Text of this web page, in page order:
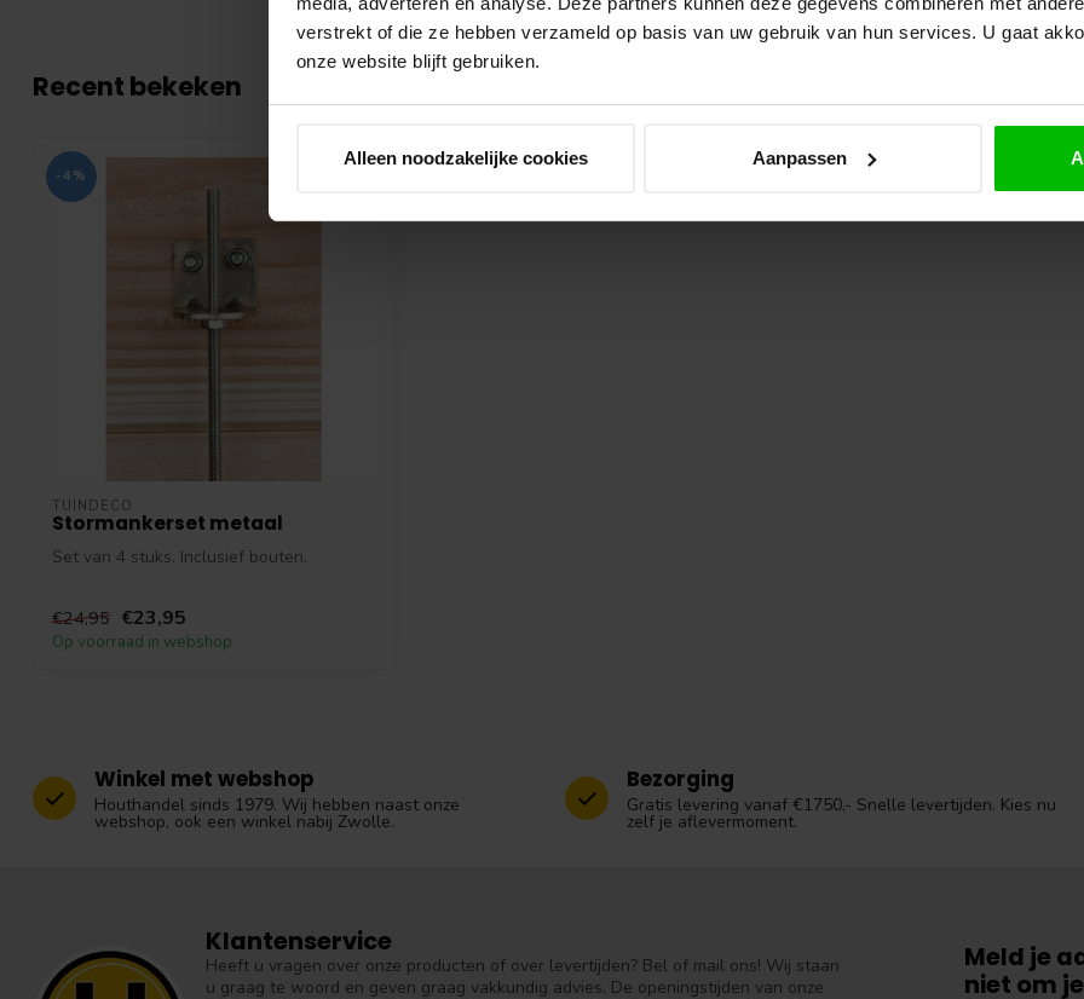
verstrekt of die ze hebben verzameld op basis van uw gebruik van hun services. U gaat
onze website blijft gebruiken.
Alleen noodzakelijke cookies Aanpassen
Recent bekeken
-4%
TUINDECO
Stormankerset metaal
Set van 4 stuks. Inclusief bouten.
€24,95 €23,95
Op voorraad in webshop
Winkel met webshop
Houthandel sinds 1979. Wij hebben naast onze
webshop, ook een winkel nabij Zwolle.
Bezorging
Gratis levering vanaf €1750,- Snelle levertijden. Kies nu
zelf je aflevermoment.
Klantenservice
Heeft u vragen over onze producten of over levertijden? Bel of mail ons! Wij staan
u graag te woord en geven graag vakkundig advies. De openingstijden van onze
Meld je
niet om